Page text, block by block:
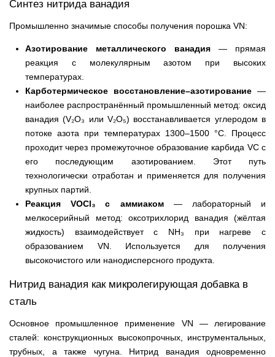
Синтез нитрида ванадия
Промышленно значимые способы получения порошка VN:
Азотирование металлического ванадия — прямая
реакция с молекулярным азотом при высоких
температурах.
Карботермическое восстановление–азотирование —
наиболее распространённый промышленный метод: оксид
ванадия (V₂O₃ или V₂O₅) восстанавливается углеродом в
потоке азота при температурах 1300–1500 °С. Процесс
проходит через промежуточное образование карбида VC с
его последующим азотированием. Этот путь
технологически отработан и применяется для получения
крупных партий.
Реакция VOCl₃ с аммиаком— лабораторный и
мелкосерийный метод: оксотрихлорид ванадия (жёлтая
жидкость) взаимодействует с NH₃ при нагреве с
образованием VN. Используется для получения
высокочистого или нанодисперсного продукта.
Нитрид ванадия как микролегирующая добавка в
сталь
Основное промышленное применение VN — легирование
сталей: конструкционных высокопрочных, инструментальных,
трубных, а также чугуна. Нитрид ванадия одновременно